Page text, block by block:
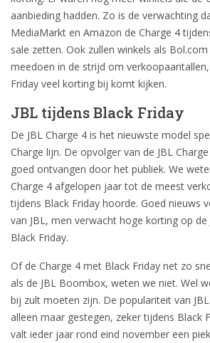
aanbieding hadden. Zo is de verwachting
MediaMarkt en Amazon de Charge 4
sale zetten. Ook zullen winkels als
meedoen in de strijd om
Friday veel korting bij komt kijken.
JBL tijdens Black Friday
De JBL Charge 4 is het nieuwste model
Charge lijn. De opvolger van de JBL
goed ontvangen door het publiek. We
Charge 4 afgelopen jaar tot de meest
tijdens Black Friday hoorde. Goed nieuws
van JBL, men verwacht hoge korting op de
Black Friday.
Of de Charge 4 met Black Friday net zo
als de JBL Boombox, weten we niet. Wel
bij zult moeten zijn. De populariteit van
alleen maar gestegen, zeker tijdens Black
valt ieder jaar rond eind november een